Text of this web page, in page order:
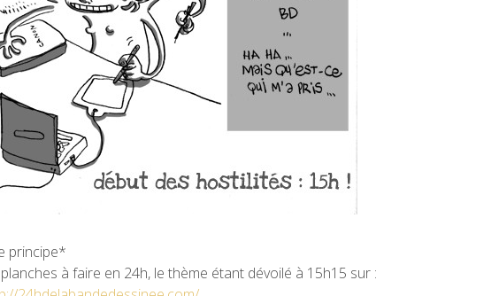
principe*
à faire en 24h, le thème étant dévoilé à 15h15 sur :